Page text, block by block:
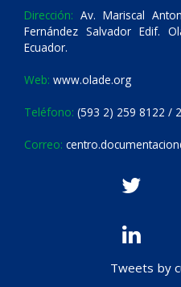
Dirección: Av. Mariscal
Fernández Salvador Edif.
Ecuador.
Web: www.olade.org
Teléfono: (593 2) 259 8122 /
Correo:
Tweets by